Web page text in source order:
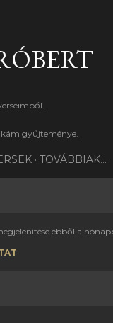
gyűjteménye.
TOVÁBBIAK…
ebből a